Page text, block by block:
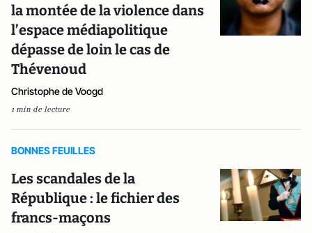
la montée de la violence dans
l’espace médiapolitique
dépasse de loin le cas de
Thévenoud
Christophe de Voogd
1 min de lecture
BONNES FEUILLES
Les scandales de la
République : le fichier des
francs-maçons